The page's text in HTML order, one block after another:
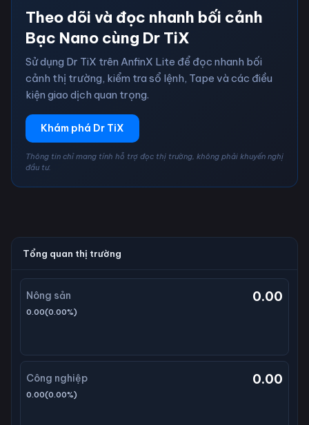
Theo dõi và đọc nhanh bối cảnh
Bạc Nano cùng Dr TiX
Sử dụng Dr TiX trên AnfinX Lite để đọc nhanh bối
cảnh thị trường, kiểm tra sổ lệnh, Tape và các điều
kiện giao dịch quan trọng.
Khám phá Dr TiX
Thông tin chỉ mang tính hỗ trợ đọc thị trường, không phải khuyến nghị
đầu tư.
Tổng quan thị trường
Nông sản 0.00
0.00(0.00%)
Công nghiệp 0.00
0.00(0.00%)